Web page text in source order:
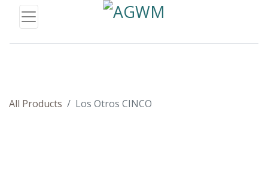
All Products Los Otros CINCO